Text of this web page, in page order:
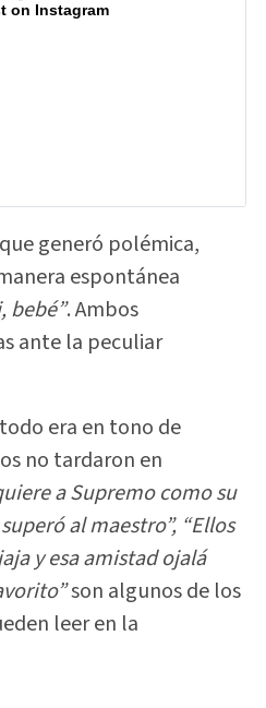
on Instagram
generó polémica,
espontánea
bebé”. Ambos
ante la peculiar
era en tono de
no tardaron en
a Supremo como su
al maestro”, “Ellos
y esa amistad ojalá
son algunos de los
leer en la